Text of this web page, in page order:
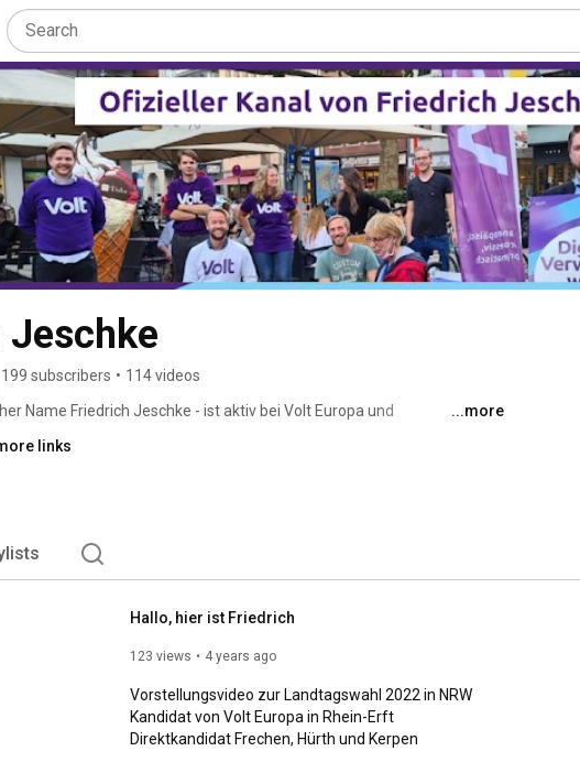
199 subscribers • 114 videos
Name Friedrich Jeschke - ist aktiv bei Volt Europa und
...more
links
Hallo, hier ist Friedrich
123 views 4 years ago
Vorstellungsvideo zur Landtagswahl 2022 in NRW
Kandidat von Volt Europa in Rhein-Erft
Direktkandidat Frechen, Hürth und Kerpen